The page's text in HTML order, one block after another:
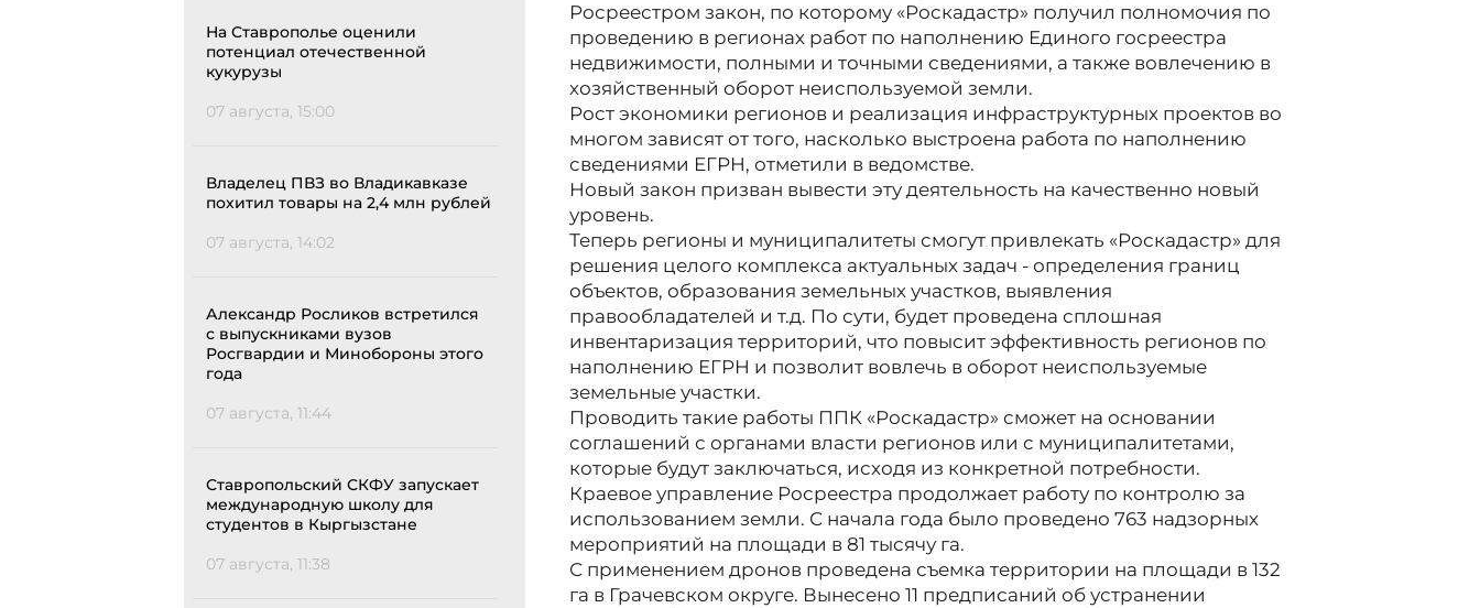
На Ставрополье оценили
потенциал отечественной
кукурузы
07 августа, 15:00
Владелец ПВЗ во Владикавказе
похитил товары на 2,4 млн рублей
07 августа, 14:02
Александр Росликов встретился
с выпускниками вузов
Росгвардии и Минобороны этого
года
07 августа, 11:44
Ставропольский СКФУ запускает
международную школу для
студентов в Кыргызстане
07 августа, 11:38
Росреестром закон, по которому «Роскадастр» получил полномочия по
проведению в регионах работ по наполнению Единого госреестра
недвижимости, полными и точными сведениями, а также вовлечению в
хозяйственный оборот неиспользуемой земли.
Рост экономики регионов и реализация инфраструктурных проектов во
многом зависят от того, насколько выстроена работа по наполнению
сведениями ЕГРН, отметили в ведомстве.
Новый закон призван вывести эту деятельность на качественно новый
уровень.
Теперь регионы и муниципалитеты смогут привлекать «Роскадастр» для
решения целого комплекса актуальных задач - определения границ
объектов, образования земельных участков, выявления
правообладателей и т.д. По сути, будет проведена сплошная
инвентаризация территорий, что повысит эффективность регионов по
наполнению ЕГРН и позволит вовлечь в оборот неиспользуемые
земельные участки.
Проводить такие работы ППК «Роскадастр» сможет на основании
соглашений с органами власти регионов или с муниципалитетами,
которые будут заключаться, исходя из конкретной потребности.
Краевое управление Росреестра продолжает работу по контролю за
использованием земли. С начала года было проведено 763 надзорных
мероприятий на площади в 81 тысячу га.
С применением дронов проведена съемка территории на площади в 132
га в Грачевском округе. Вынесено 11 предписаний об устранении